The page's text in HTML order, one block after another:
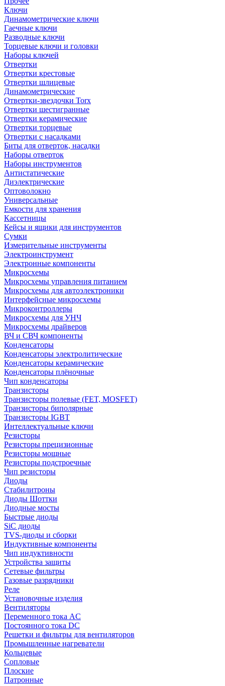
Ключи
Динамометрические ключи
Гаечные ключи
Разводные ключи
Торцевые ключи и головки
Наборы ключей
Отвертки
Отвертки крестовые
Отвертки шлицевые
Динамометрические
Отвертки-звездочки Torx
Отвертки шестигранные
Отвертки керамические
Отвертки торцевые
Отвертки с насадками
Биты для отверток, насадки
Наборы отверток
Наборы инструментов
Антистатические
Диэлектрические
Оптоволокно
Универсальные
Емкости для хранения
Кассетницы
Кейсы и ящики для инструментов
Сумки
Измерительные инструменты
Электроинструмент
Электронные компоненты
Микросхемы
Микросхемы управления питанием
Микросхемы для автоэлектроники
Интерфейсные микросхемы
Микроконтроллеры
Микросхемы для УНЧ
Микросхемы драйверов
ВЧ и СВЧ компоненты
Конденсаторы
Конденсаторы электролитические
Конденсаторы керамические
Конденсаторы плёночные
Чип конденсаторы
Транзисторы
Транзисторы полевые (FET, MOSFET)
Транзисторы биполярные
Транзисторы IGBT
Интеллектуальные ключи
Резисторы
Резисторы прецизионные
Резисторы мощные
Резисторы подстроечные
Чип резисторы
Диоды
Стабилитроны
Диоды Шоттки
Диодные мосты
Быстрые диоды
SiC диоды
TVS-диоды и сборки
Индуктивные компоненты
Чип индуктивности
Устройства защиты
Сетевые фильтры
Газовые разрядники
Реле
Установочные изделия
Вентиляторы
Переменного тока AC
Постоянного тока DC
Решетки и фильтры для вентиляторов
Промышленные нагреватели
Кольцевые
Сопловые
Плоские
Патронные